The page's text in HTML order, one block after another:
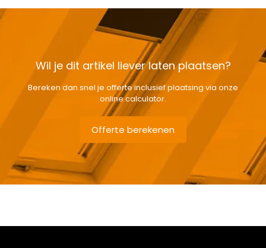
Wil je dit artikel liever laten plaatsen?
Bereken dan snel je offerte inclusief plaatsing via onze
online calculator.
Offerte berekenen